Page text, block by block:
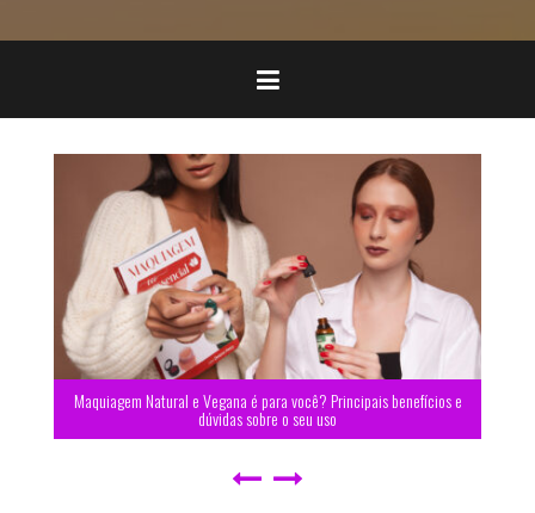
Maquiagem Natural e Vegana é para você? Principais benefícios e
dúvidas sobre o seu uso